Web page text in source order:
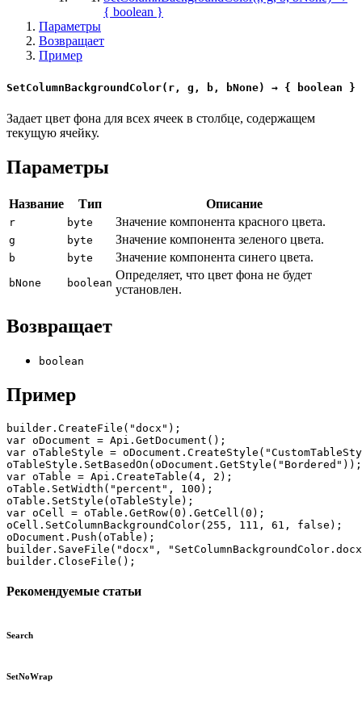
{ boolean }
Параметры
Возвращает
Пример
SetColumnBackgroundColor(r, g, b, bNone) → { boolean }
Задает цвет фона для всех ячеек в столбце, содержащем
текущую ячейку.
Параметры
Название Тип Описание
r byte Значение компонента красного цвета.
g byte Значение компонента зеленого цвета.
b byte Значение компонента синего цвета.
bNone boolean
Определяет, что цвет фона не будет
установлен.
Возвращает
boolean
Пример
builder.CreateFile("docx");
var oDocument = Api.GetDocument();
var oTableStyle =
oTableStyle.SetBasedOn(oDocument.GetStyle("Bordered"));
var oTable = Api.CreateTable(4, 2);
oTable.SetWidth("percent", 100);
oTable.SetStyle(oTableStyle);
var oCell = oTable.GetRow(0).GetCell(0);
oCell.SetColumnBackgroundColor(255, 111, 61, false);
oDocument.Push(oTable);
builder.SaveFile("docx",
builder.CloseFile();
Рекомендуемые статьи
Search
SetNoWrap